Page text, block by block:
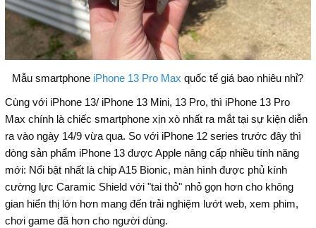
Mẫu smartphone iPhone 13 Pro Max quốc tế giá bao nhiêu nhỉ?
Cùng với iPhone 13/ iPhone 13 Mini, 13 Pro, thì iPhone 13 Pro
Max chính là chiếc smartphone xịn xò nhất ra mắt tại sự kiện diễn
ra vào ngày 14/9 vừa qua. So với iPhone 12 series trước đây thì
dòng sản phẩm iPhone 13 được Apple nâng cấp nhiều tính năng
mới: Nổi bật nhất là chip A15 Bionic, màn hình được phủ kính
cường lực Caramic Shield với "tai thỏ" nhỏ gọn hơn cho không
gian hiển thị lớn hơn mang đến trải nghiệm lướt web, xem phim,
chơi game đã hơn cho người dùng.